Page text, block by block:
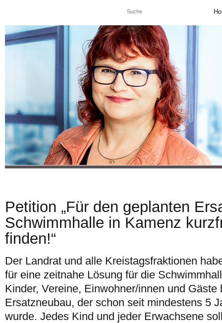
Petition „Für den geplanten
Schwimmhalle in Kamenz
finden!“
Der Landrat und alle Kreistagsfraktionen
für eine zeitnahe Lösung für die
Kinder, Vereine, Einwohner/innen und
Ersatzneubau, der schon seit mindestens 5
wurde. Jedes Kind und jeder Erwachsene